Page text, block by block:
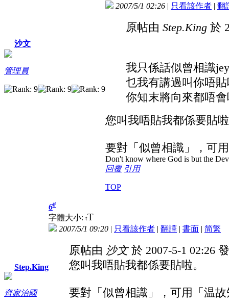
沙文
管理員
2007/5/1 02:26 | 只看該作者 | 翻
原帖由 Step.King 於
我只係話似曾相識
乜我有講過叫你唔貼
你知末將向來都唔
您叫我唔貼我都係要貼
要對「似曾相識」，可
Don't know where God is but the
回覆 引用
TOP
Step.King
齊家治國
6#
字體大小: tT
2007/5/1 09:20 | 只看該作者 | 翻譯 | 書面 | 简繁
原帖由 沙文於 2007-5-1 02:26
您叫我唔貼我都係要貼啦。
要對「似曾相識」，可用「温